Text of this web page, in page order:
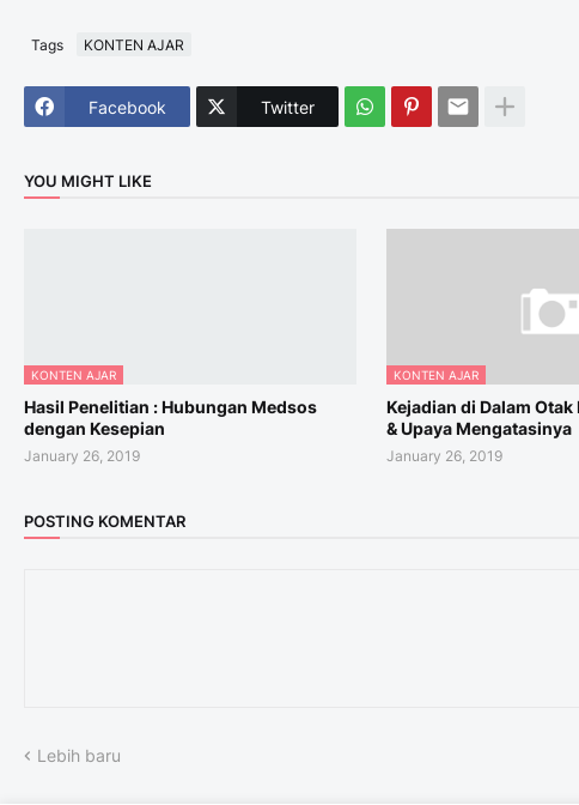
Tags KONTEN AJAR
Facebook Twitter
YOU MIGHT LIKE
KONTEN AJAR
Hasil Penelitian : Hubungan Medsos
dengan Kesepian
January 26, 2019
KONTEN AJAR
Kejadian di Dalam Otak
& Upaya Mengatasinya
January 26, 2019
POSTING KOMENTAR
Lebih baru